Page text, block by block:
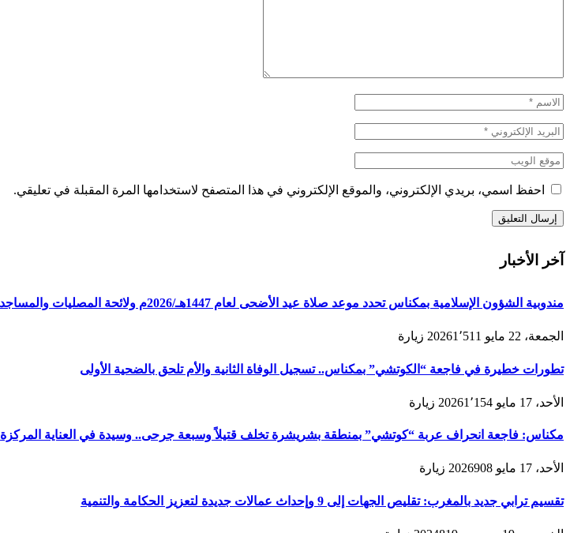
احفظ اسمي، بريدي الإلكتروني، والموقع الإلكتروني في هذا المتصفح لاستخدامها المرة المقبلة في تعليقي.
آخر الأخبار
مندوبية الشؤون الإسلامية بمكناس تحدد موعد صلاة عيد الأضحى لعام 1447هـ/2026م ولائحة المصليات والمساجد الجامعة
الجمعة، 22 مايو 2026 1٬511 زيارة
تطورات خطيرة في فاجعة “الكوتشي” بمكناس.. تسجيل الوفاة الثانية والأم تلحق بالضحية الأولى
الأحد، 17 مايو 2026 1٬154 زيارة
مكناس: فاجعة انحراف عربة “كوتشي” بمنطقة بشريشرة تخلف قتيلاً وسبعة جرحى.. وسيدة في العناية المركزة
الأحد، 17 مايو 2026 908 زيارة
تقسيم ترابي جديد بالمغرب: تقليص الجهات إلى 9 وإحداث عمالات جديدة لتعزيز الحكامة والتنمية